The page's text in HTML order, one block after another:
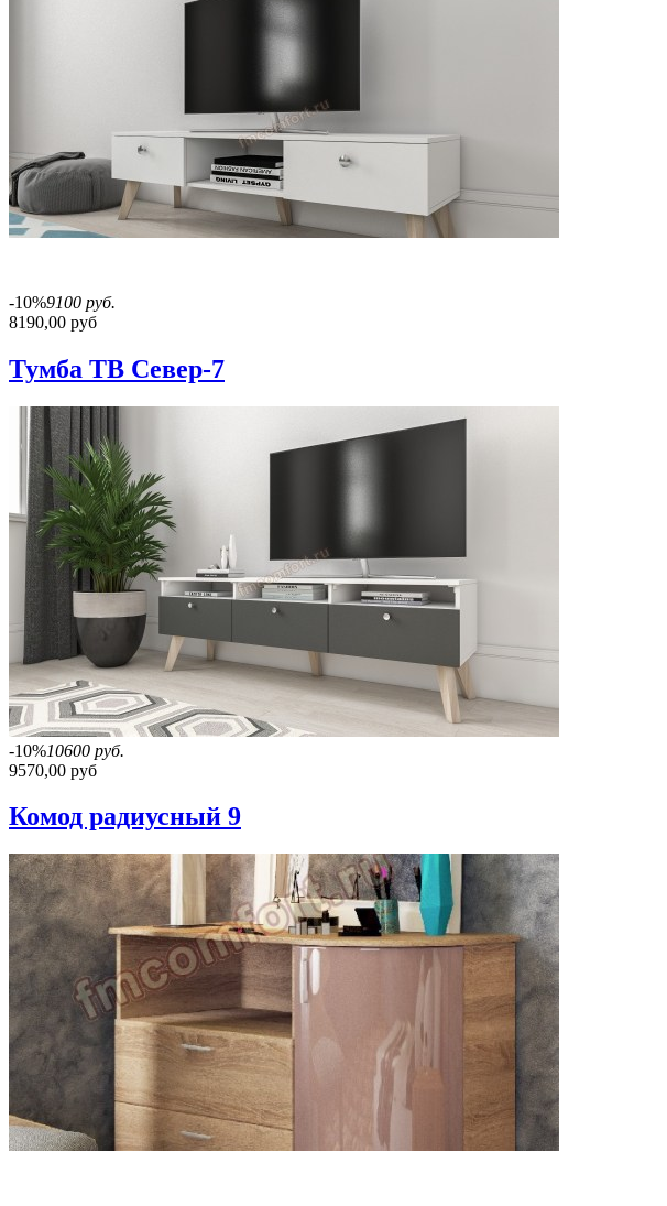
-10%9100 руб.
8190,00 руб
Тумба ТВ Север-7
-10%10600 руб.
9570,00 руб
Комод радиусный 9